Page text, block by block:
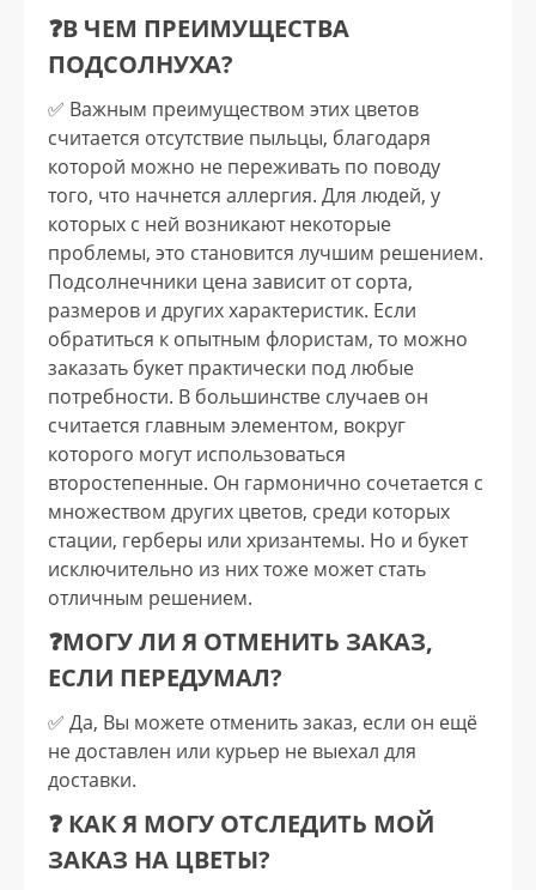
❓В ЧЕМ ПРЕИМУЩЕСТВА
ПОДСОЛНУХА?
✅️ Важным преимуществом этих цветов
считается отсутствие пыльцы, благодаря
которой можно не переживать по поводу
того, что начнется аллергия. Для людей, у
которых с ней возникают некоторые
проблемы, это становится лучшим решением.
Подсолнечники цена зависит от сорта,
размеров и других характеристик. Если
обратиться к опытным флористам, то можно
заказать букет практически под любые
потребности. В большинстве случаев он
считается главным элементом, вокруг
которого могут использоваться
второстепенные. Он гармонично сочетается с
множеством других цветов, среди которых
стации, герберы или хризантемы. Но и букет
исключительно из них тоже может стать
отличным решением.
❓МОГУ ЛИ Я ОТМЕНИТЬ ЗАКАЗ,
ЕСЛИ ПЕРЕДУМАЛ?
✅️ Да, Вы можете отменить заказ, если он ещё
не доставлен или курьер не выехал для
доставки.
❓ КАК Я МОГУ ОТСЛЕДИТЬ МОЙ
ЗАКАЗ НА ЦВЕТЫ?